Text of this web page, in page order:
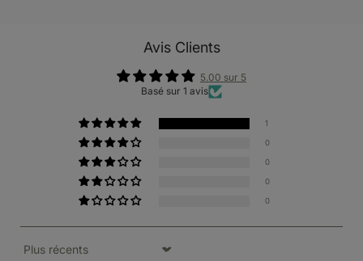
Avis Clients
5.00 sur 5
Basé sur 1 avis
1
0
0
0
0
Sort by